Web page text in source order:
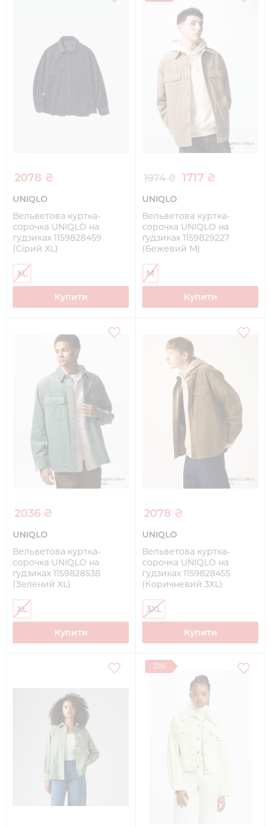
2078 ₴
UNIQLO
Вельветова куртка-
сорочка UNIQLO на
гудзиках 1159828459
(Сірий XL)
XL
Купити
1974 ₴ 1717 ₴
UNIQLO
Вельветова куртка-
сорочка UNIQLO на
ґудзиках 1159829227
(Бежевий M)
M
Купити
2036 ₴
UNIQLO
Вельветова куртка-
сорочка UNIQLO на
ґудзиках 1159828538
(Зелений XL)
XL
Купити
2078 ₴
UNIQLO
Вельветова куртка-
сорочка UNIQLO на
гудзиках 1159828455
(Коричневий 3XL)
3XL
Купити
- 31%